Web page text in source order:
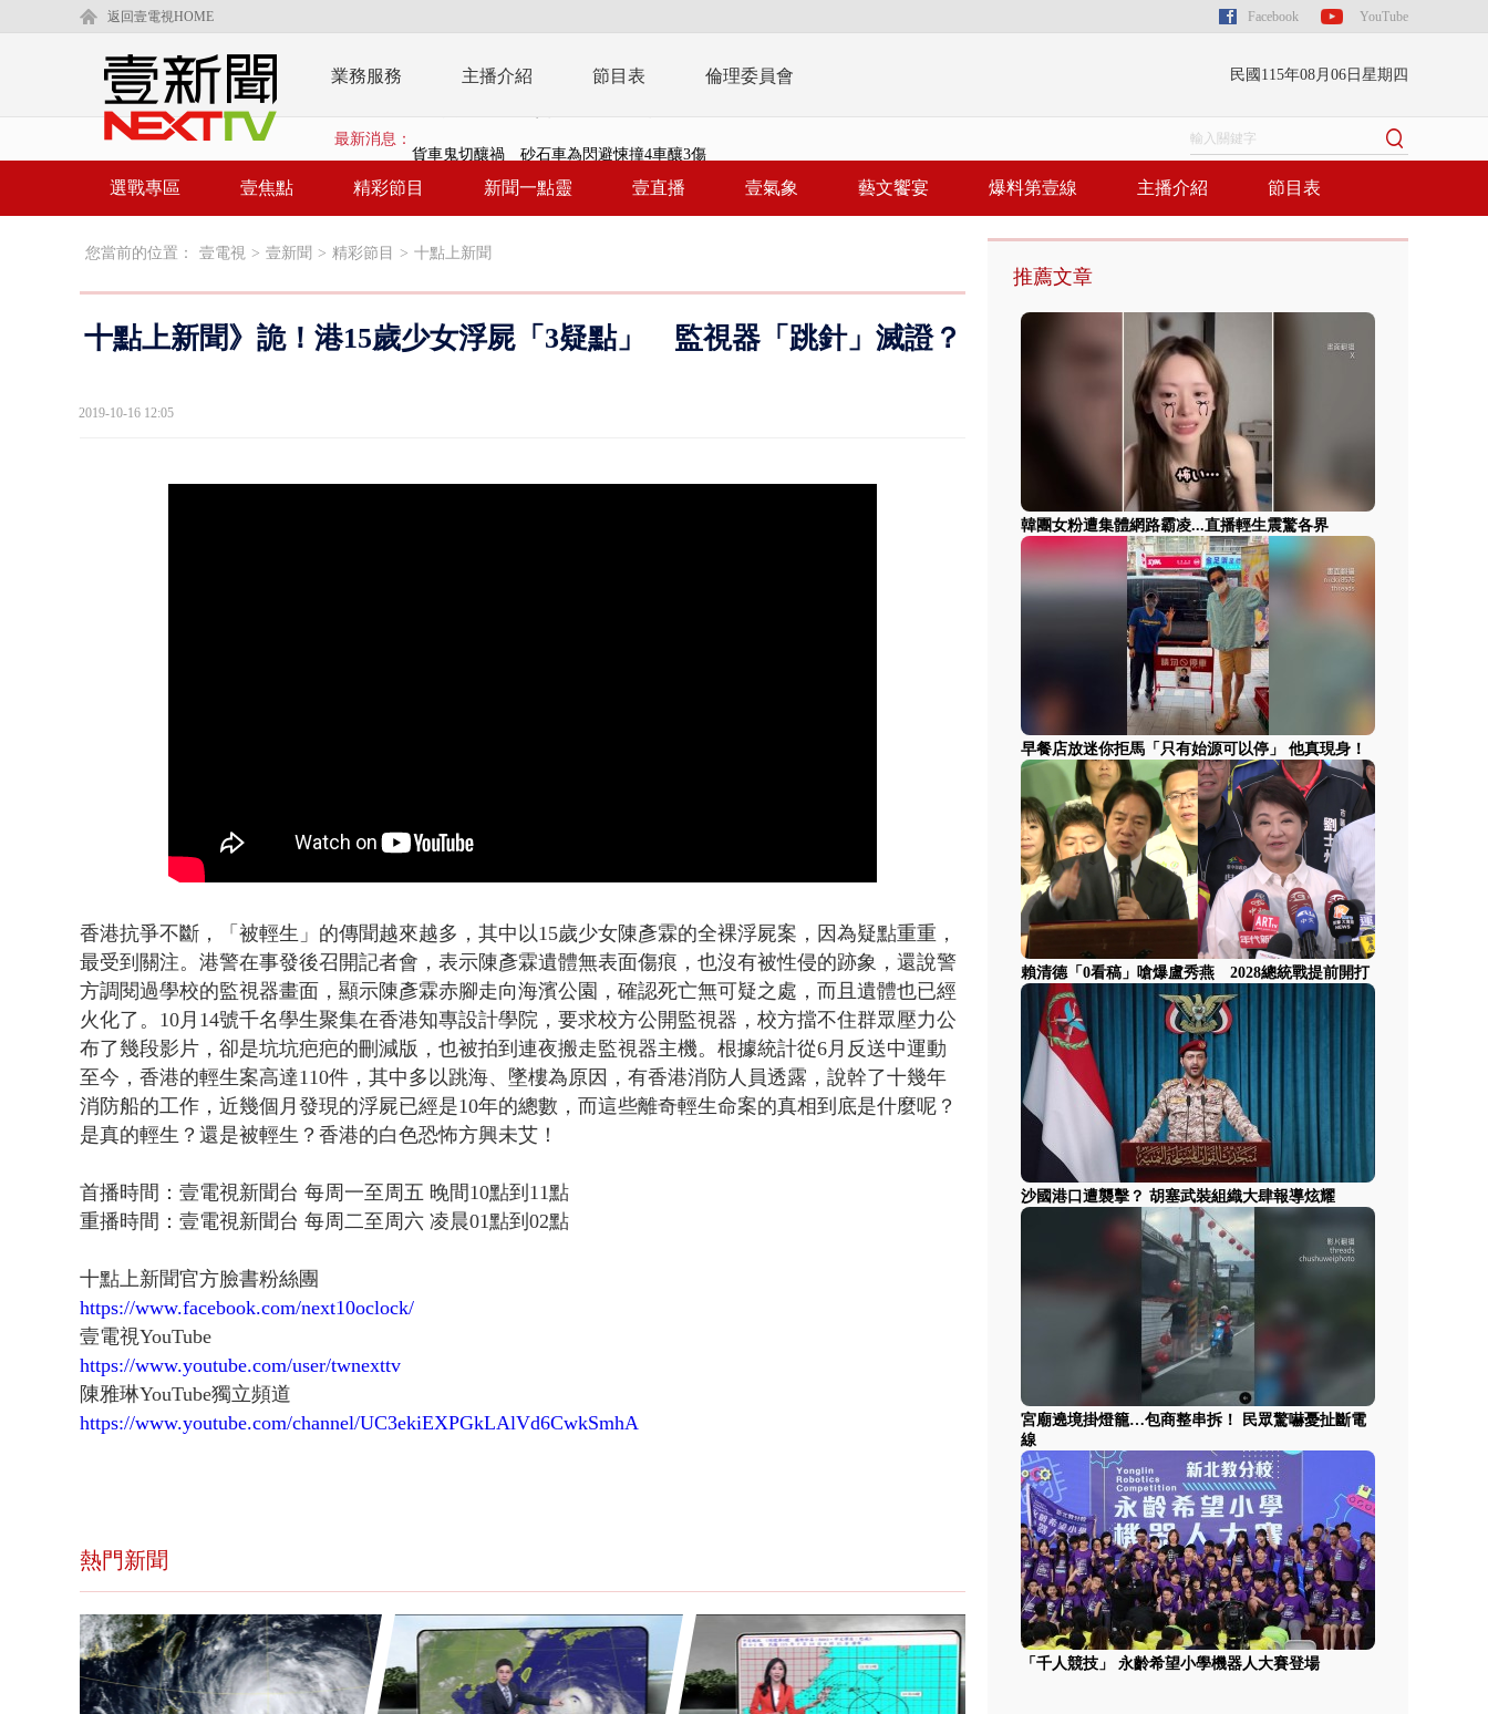
返回壹電視HOME Facebook YouTube
業務服務 主播介紹 節目表 倫理委員會 民國115年08月06日星期四
最新消息：
白海豚逼近...北市「颱風整備假」？ 蔣萬安...
選戰專區 壹焦點 精彩節目 新聞一點靈 壹直播 壹氣象 藝文饗宴 爆料第壹線 主播介紹 節目表
您當前的位置： 壹電視 > 壹新聞 > 精彩節目 > 十點上新聞
十點上新聞》詭！港15歲少女浮屍「3疑點」 監視器「跳針」滅證？
2019-10-16 12:05
香港抗爭不斷，「被輕生」的傳聞越來越多，其中以15歲少女陳彥霖的全裸浮屍案，因為疑點重重，
最受到關注。港警在事發後召開記者會，表示陳彥霖遺體無表面傷痕，也沒有被性侵的跡象，還說警
方調閱過學校的監視器畫面，顯示陳彥霖赤腳走向海濱公園，確認死亡無可疑之處，而且遺體也已經
火化了。10月14號千名學生聚集在香港知專設計學院，要求校方公開監視器，校方擋不住群眾壓力公
布了幾段影片，卻是坑坑疤疤的刪減版，也被拍到連夜搬走監視器主機。根據統計從6月反送中運動
至今，香港的輕生案高達110件，其中多以跳海、墜樓為原因，有香港消防人員透露，說幹了十幾年
消防船的工作，近幾個月發現的浮屍已經是10年的總數，而這些離奇輕生命案的真相到底是什麼呢？
是真的輕生？還是被輕生？香港的白色恐怖方興未艾！
首播時間：壹電視新聞台 每周一至周五 晚間10點到11點
重播時間：壹電視新聞台 每周二至周六 凌晨01點到02點
十點上新聞官方臉書粉絲團
https://www.facebook.com/next10oclock/
壹電視YouTube
https://www.youtube.com/user/twnexttv
陳雅琳YouTube獨立頻道
https://www.youtube.com/channel/UC3ekiEXPGkLAlVd6CwkSmhA
熱門新聞
推薦文章
韓團女粉遭集體網路霸凌...直播輕生震驚各界
早餐店放迷你拒馬「只有始源可以停」 他真現身！
賴清德「0看稿」嗆爆盧秀燕 2028總統戰提前開打
沙國港口遭襲擊？ 胡塞武裝組織大肆報導炫耀
宮廟遶境掛燈籠…包商整串拆！ 民眾驚嚇憂扯斷電
線
「千人競技」 永齡希望小學機器人大賽登場